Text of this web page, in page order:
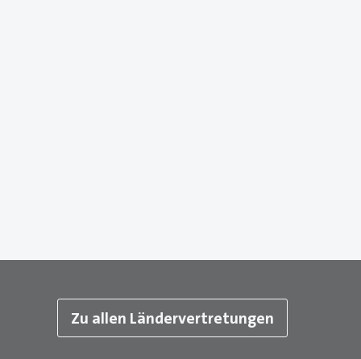
Zu allen Ländervertretungen